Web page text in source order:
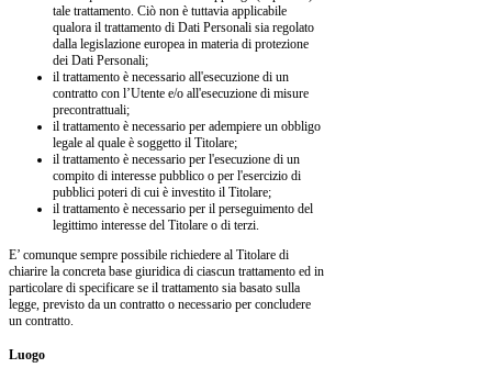
tale trattamento. Ciò non è tuttavia applicabile
qualora il trattamento di Dati Personali sia regolato
dalla legislazione europea in materia di protezione
dei Dati Personali;
il trattamento è necessario all'esecuzione di un
contratto con l’Utente e/o all'esecuzione di misure
precontrattuali;
il trattamento è necessario per adempiere un obbligo
legale al quale è soggetto il Titolare;
il trattamento è necessario per l'esecuzione di un
compito di interesse pubblico o per l'esercizio di
pubblici poteri di cui è investito il Titolare;
il trattamento è necessario per il perseguimento del
legittimo interesse del Titolare o di terzi.
E’ comunque sempre possibile richiedere al Titolare di
chiarire la concreta base giuridica di ciascun trattamento ed in
particolare di specificare se il trattamento sia basato sulla
legge, previsto da un contratto o necessario per concludere
un contratto.
Luogo